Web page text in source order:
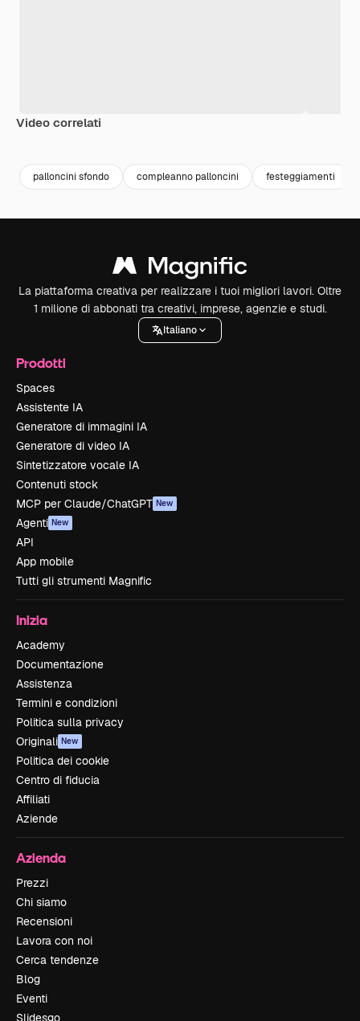
Video correlati
palloncini sfondo compleanno palloncini festeggiamenti
La piattaforma creativa per realizzare i tuoi migliori lavori. Oltre
1 milione di abbonati tra creativi, imprese, agenzie e studi.
Italiano
Prodotti
Spaces
Assistente IA
Generatore di immagini IA
Generatore di video IA
Sintetizzatore vocale IA
Contenuti stock
MCP per Claude/ChatGPT New
Agenti New
API
App mobile
Tutti gli strumenti Magnific
Inizia
Academy
Documentazione
Assistenza
Termini e condizioni
Politica sulla privacy
Originali New
Politica dei cookie
Centro di fiducia
Affiliati
Aziende
Azienda
Prezzi
Chi siamo
Recensioni
Lavora con noi
Cerca tendenze
Blog
Eventi
Slidesgo